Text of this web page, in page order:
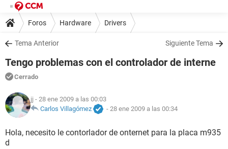
Foros Hardware Drivers
Tema Anterior Siguiente Tema
Tengo problemas con el controlador de interne
Cerrado
jj - 28 ene 2009 a las 00:03
Carlos Villagómez
- 28 ene 2009 a las 00:34
Hola, necesito le contorlador de onternet para la placa m935
d